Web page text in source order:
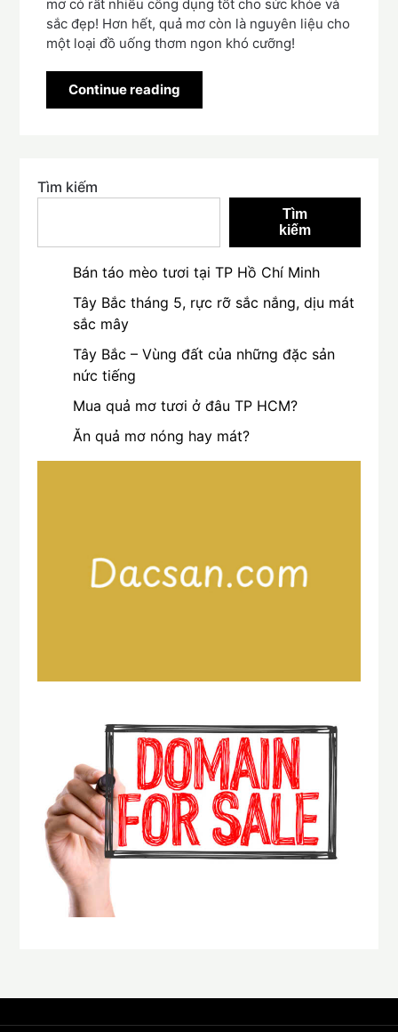
mơ có rất nhiều công dụng tốt cho sức khỏe và
sắc đẹp! Hơn hết, quả mơ còn là nguyên liệu cho
một loại đồ uống thơm ngon khó cưỡng!
Continue reading
Tìm kiếm
Tìm
kiếm
Bán táo mèo tươi tại TP Hồ Chí Minh
Tây Bắc tháng 5, rực rỡ sắc nắng, dịu mát
sắc mây
Tây Bắc – Vùng đất của những đặc sản
nức tiếng
Mua quả mơ tươi ở đâu TP HCM?
Ăn quả mơ nóng hay mát?